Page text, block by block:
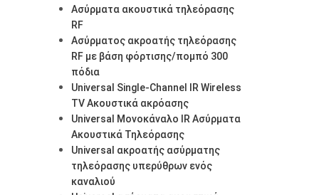
Ασύρματα ακουστικά τηλεόρασης
RF
Ασύρματος ακροατής τηλεόρασης
RF με βάση φόρτισης/πομπό 300
πόδια
Universal Single-Channel IR Wireless
TV Ακουστικά ακρόασης
Universal Μονοκάναλο IR Ασύρματα
Ακουστικά Τηλεόρασης
Universal ακροατής ασύρματης
τηλεόρασης υπερύθρων ενός
καναλιού